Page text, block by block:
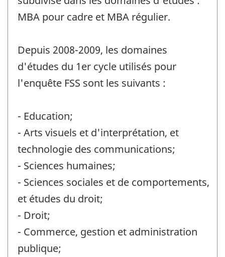
MBA pour cadre et MBA régulier.
Depuis 2008-2009, les domaines
d'études du 1er cycle utilisés pour
l'enquête FSS sont les suivants :
- Education;
- Arts visuels et d'interprétation, et
technologie des communications;
- Sciences humaines;
- Sciences sociales et de comportements,
et études du droit;
- Droit;
- Commerce, gestion et administration
publique;